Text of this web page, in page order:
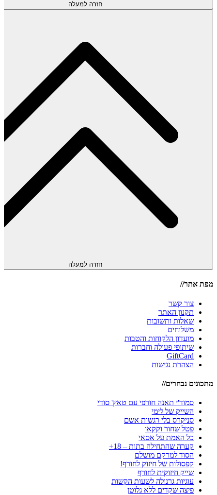
חזרה למעלה
חזרה למעלה
מפת אתר//
צור קשר
תקנון האתר
שאלות ותשובות
משלוחים
מועדון הלקוחות והטבות
שיתופי פעולה וחברות
GiftCard
הצהרת נגישות
מתכונים נבחרים//
סמוד'י תאנה חורפי עם טאץ' סודי
השייק של לימי
סניקרס בלי רגשות אשם
פטל שחור וקקאו
כל האמת על אסאי
קערה שהתחילה בתות – 18+
הסוד למרקם מושלם
קפסולות של חיזוק לחורף!
שייק חיזוקית לחורף
עוגיות גרנולה לשעות הקשות
פיצה שקדים ללא גלוטן